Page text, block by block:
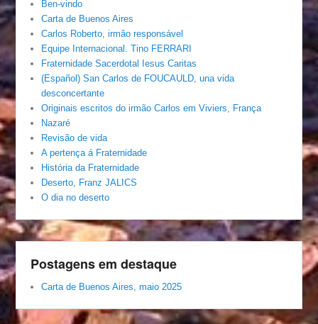
Ben-vindo
Carta de Buenos Aires
Carlos Roberto, irmâo responsável
Equipe Internacional. Tino FERRARI
Fraternidade Sacerdotal Iesus Caritas
(Español) San Carlos de FOUCAULD, una vida
desconcertante
Originais escritos do irmão Carlos em Viviers, França
Nazaré
Revisão de vida
A pertença á Fraternidade
História da Fraternidade
Deserto, Franz JALICS
O dia no deserto
Postagens em destaque
Carta de Buenos Aires, maio 2025